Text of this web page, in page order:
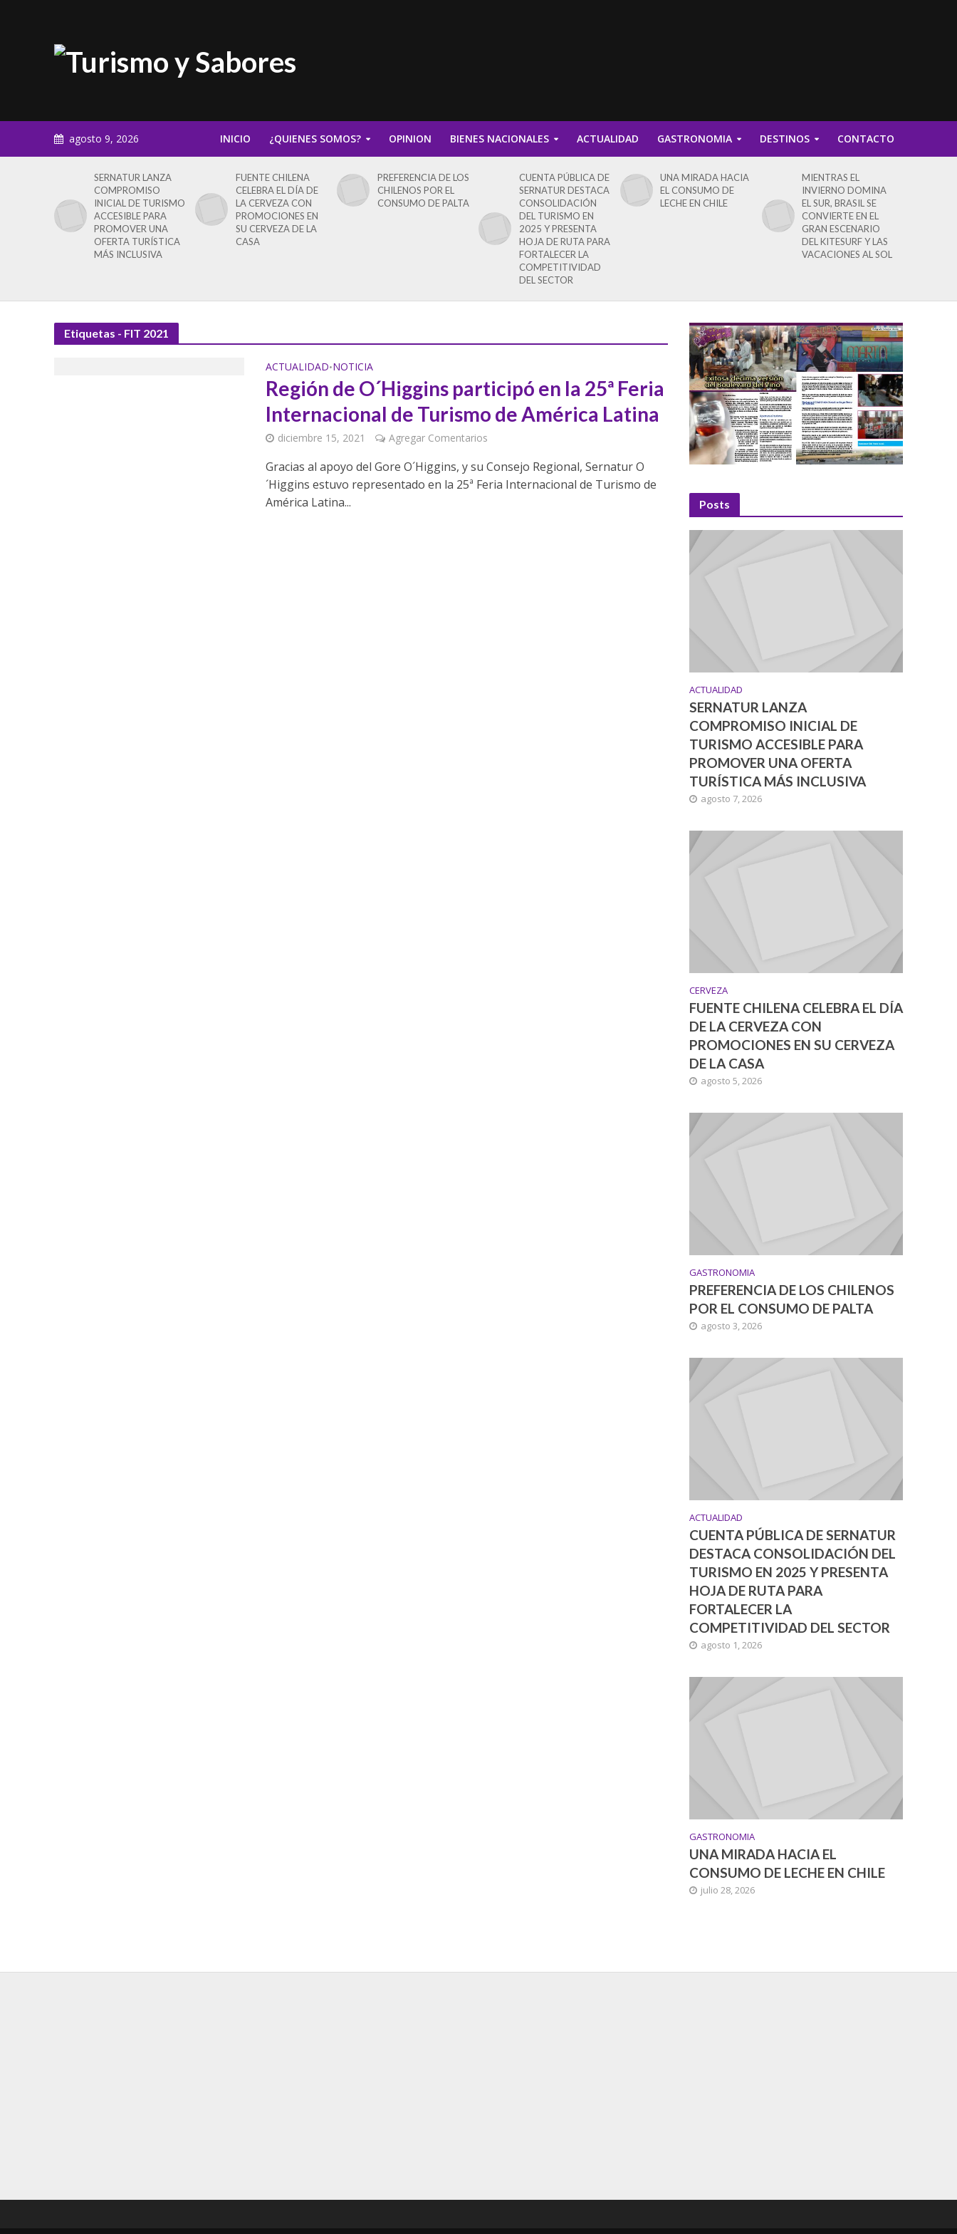
agosto 9, 2026 INICIO ¿QUIENES SOMOS? OPINION BIENES NACIONALES ACTUALIDAD GASTRONOMIA DESTINOS CONTACTO
SERNATUR LANZA
COMPROMISO
INICIAL DE TURISMO
ACCESIBLE PARA
PROMOVER UNA
OFERTA TURÍSTICA
MÁS INCLUSIVA
FUENTE CHILENA
CELEBRA EL DÍA DE
LA CERVEZA CON
PROMOCIONES EN
SU CERVEZA DE LA
CASA
PREFERENCIA DE LOS
CHILENOS POR EL
CONSUMO DE PALTA
CUENTA PÚBLICA DE
SERNATUR DESTACA
CONSOLIDACIÓN
DEL TURISMO EN
2025 Y PRESENTA
HOJA DE RUTA PARA
FORTALECER LA
COMPETITIVIDAD
DEL SECTOR
UNA MIRADA HACIA
EL CONSUMO DE
LECHE EN CHILE
MIENTRAS EL
INVIERNO DOMINA
EL SUR, BRASIL SE
CONVIERTE EN EL
GRAN ESCENARIO
DEL KITESURF Y LAS
VACACIONES AL SOL
Etiquetas - FIT 2021
ACTUALIDAD•NOTICIA
Región de O´Higgins participó en la 25ª Feria
Internacional de Turismo de América Latina
diciembre 15, 2021 Agregar Comentarios
Gracias al apoyo del Gore O´Higgins, y su Consejo Regional, Sernatur O
´Higgins estuvo representado en la 25ª Feria Internacional de Turismo de
América Latina...
Posts
ACTUALIDAD
SERNATUR LANZA
COMPROMISO INICIAL DE
TURISMO ACCESIBLE PARA
PROMOVER UNA OFERTA
TURÍSTICA MÁS INCLUSIVA
agosto 7, 2026
CERVEZA
FUENTE CHILENA CELEBRA EL DÍA
DE LA CERVEZA CON
PROMOCIONES EN SU CERVEZA
DE LA CASA
agosto 5, 2026
GASTRONOMIA
PREFERENCIA DE LOS CHILENOS
POR EL CONSUMO DE PALTA
agosto 3, 2026
ACTUALIDAD
CUENTA PÚBLICA DE SERNATUR
DESTACA CONSOLIDACIÓN DEL
TURISMO EN 2025 Y PRESENTA
HOJA DE RUTA PARA
FORTALECER LA
COMPETITIVIDAD DEL SECTOR
agosto 1, 2026
GASTRONOMIA
UNA MIRADA HACIA EL
CONSUMO DE LECHE EN CHILE
julio 28, 2026